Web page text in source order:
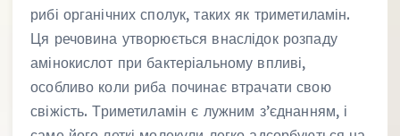
рибі органічних сполук, таких як триметиламін.
Ця речовина утворюється внаслідок розпаду
амінокислот при бактеріальному впливі,
особливо коли риба починає втрачати свою
свіжість. Триметиламін є лужним з’єднанням, і